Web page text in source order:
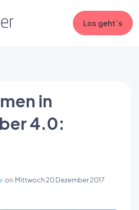
Los geht`s
in
4.0:
on Mittwoch 20 Dezember 2017